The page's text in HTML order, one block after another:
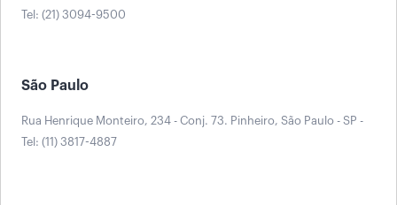
Tel: (21) 3094-9500
São Paulo
Rua Henrique Monteiro, 234 - Conj. 73. Pinheiro, São Paulo - SP -
Tel: (11) 3817-4887